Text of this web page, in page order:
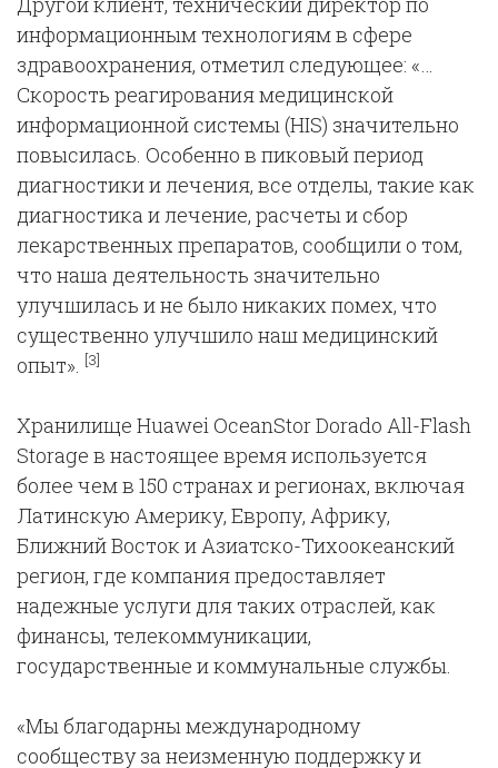
информационным технологиям в сфере
здравоохранения, отметил следующее: «…
Cкорость реагирования медицинской
информационной системы (HIS) значительно
повысилась. Особенно в пиковый период
диагностики и лечения, все отделы, такие как
диагностика и лечение, расчеты и сбор
лекарственных препаратов, сообщили о том,
что наша деятельность значительно
улучшилась и не было никаких помех, что
существенно улучшило наш медицинский
опыт». [3]
Хранилище Huawei OceanStor Dorado All-Flash
Storage в настоящее время используется
более чем в 150 странах и регионах, включая
Латинскую Америку, Европу, Африку,
Ближний Восток и Азиатско-Тихоокеанский
регион, где компания предоставляет
надежные услуги для таких отраслей, как
финансы, телекоммуникации,
государственные и коммунальные службы.
«Мы благодарны международному
сообществу за неизменную поддержку и